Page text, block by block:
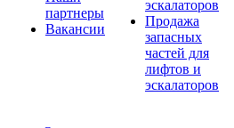
партнеры
Вакансии
эскалаторов
Продажа
запасных
частей для
лифтов и
эскалаторов